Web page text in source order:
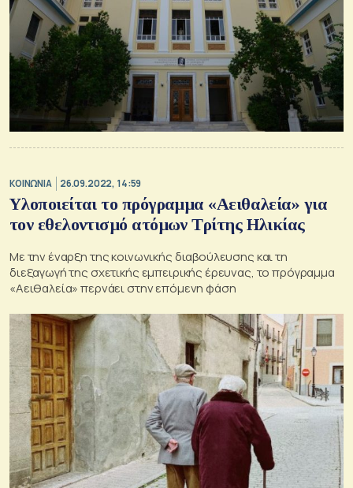
ΚΟΙΝΩΝΙΑ 26.09.2022, 14:59
Υλοποιείται το πρόγραμμα «Αειθαλεία» για
τον εθελοντισμό ατόμων Τρίτης Ηλικίας
Με την έναρξη της κοινωνικής διαβούλευσης και τη
διεξαγωγή της σχετικής εμπειρικής έρευνας, το πρόγραμμα
«Αειθαλεία» περνάει στην επόμενη φάση